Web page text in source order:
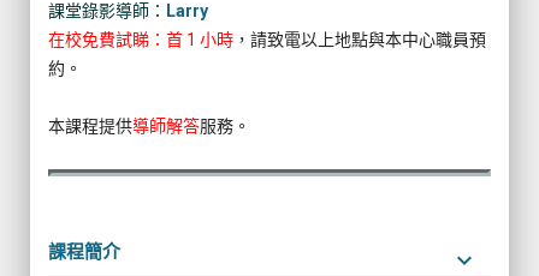
課堂錄影導師： Larry
在校免費試睇：首 1 小時 ，請致電以上地點與本中心職員預
約。
本課程提供導師解答服務。
課程簡介 keyboard_arrow_down